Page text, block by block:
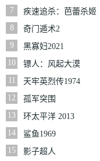
7
疾速追杀：芭蕾杀姬
8
奇门遁术2
9
黑寡妇2021
10
镖人：风起大漠
11
天牢英烈传1974
12
孤军突围
13
环太平洋 2013
14
鲨鱼1969
15
影子超人